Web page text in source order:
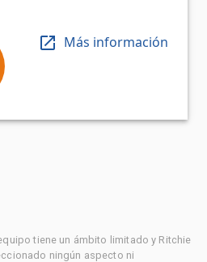
Más información
tiene un ámbito limitado y Ritchie
ningún aspecto ni